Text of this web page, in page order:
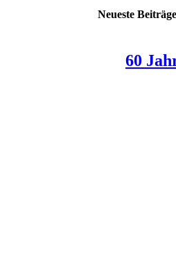
Neueste Beiträge
60